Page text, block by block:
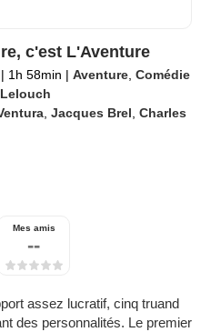
c'est L'Aventure
| 1h 58min | Aventure ,Comédie
,Jacques Brel ,Charles
Mes amis
--
assez lucratif, cinq truand
des personnalités. Le premier